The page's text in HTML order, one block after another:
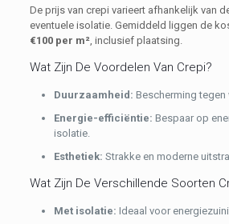
De prijs van crepi varieert afhankelijk van
eventuele isolatie. Gemiddeld liggen de
€100 per m², inclusief plaatsing.
Wat Zijn De Voordelen Van Crepi?
Duurzaamheid: Bescherming tegen
Energie-efficiëntie: Bespaar op
isolatie.
Esthetiek: Strakke en moderne
Wat Zijn De Verschillende Soorten
Met isolatie: Ideaal voor